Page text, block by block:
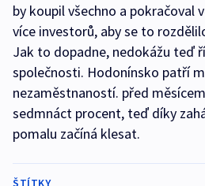
by koupil všechno a pokračoval
více investorů, aby se to
Jak to dopadne, nedokážu teď
společnosti. Hodonínsko patří
nezaměstnaností. před
sedmnáct procent, teď díky
pomalu začíná klesat.
ŠTÍTKY